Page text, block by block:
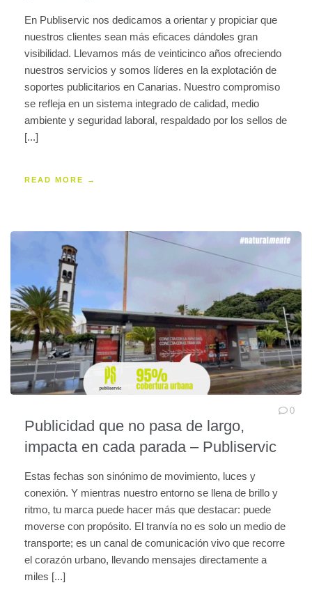
En Publiservic nos dedicamos a orientar y propiciar que
nuestros clientes sean más eficaces dándoles gran
visibilidad. Llevamos más de veinticinco años ofreciendo
nuestros servicios y somos líderes en la explotación de
soportes publicitarios en Canarias. Nuestro compromiso
se refleja en un sistema integrado de calidad, medio
ambiente y seguridad laboral, respaldado por los sellos de
[...]
READ MORE →
Publicidad que no pasa de largo,
impacta en cada parada – Publiservic
0
Estas fechas son sinónimo de movimiento, luces y
conexión. Y mientras nuestro entorno se llena de brillo y
ritmo, tu marca puede hacer más que destacar: puede
moverse con propósito. El tranvía no es solo un medio de
transporte; es un canal de comunicación vivo que recorre
el corazón urbano, llevando mensajes directamente a
miles [...]